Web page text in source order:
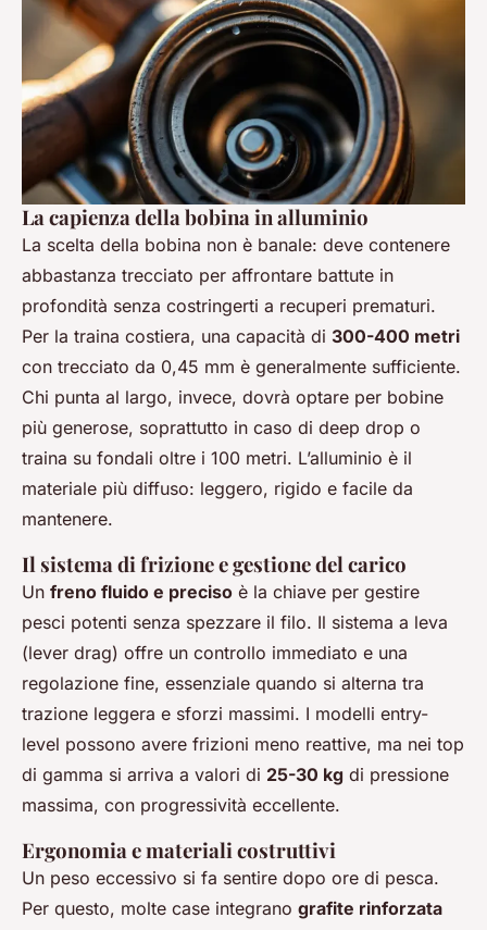
La capienza della bobina in alluminio
La scelta della bobina non è banale: deve contenere
abbastanza trecciato per affrontare battute in
profondità senza costringerti a recuperi prematuri.
Per la traina costiera, una capacità di 300-400 metri
con trecciato da 0,45 mm è generalmente sufficiente.
Chi punta al largo, invece, dovrà optare per bobine
più generose, soprattutto in caso di deep drop o
traina su fondali oltre i 100 metri. L’alluminio è il
materiale più diffuso: leggero, rigido e facile da
mantenere.
Il sistema di frizione e gestione del carico
Un freno fluido e preciso è la chiave per gestire
pesci potenti senza spezzare il filo. Il sistema a leva
(lever drag) offre un controllo immediato e una
regolazione fine, essenziale quando si alterna tra
trazione leggera e sforzi massimi. I modelli entry-
level possono avere frizioni meno reattive, ma nei top
di gamma si arriva a valori di 25-30 kg di pressione
massima, con progressività eccellente.
Ergonomia e materiali costruttivi
Un peso eccessivo si fa sentire dopo ore di pesca.
Per questo, molte case integrano grafite rinforzata